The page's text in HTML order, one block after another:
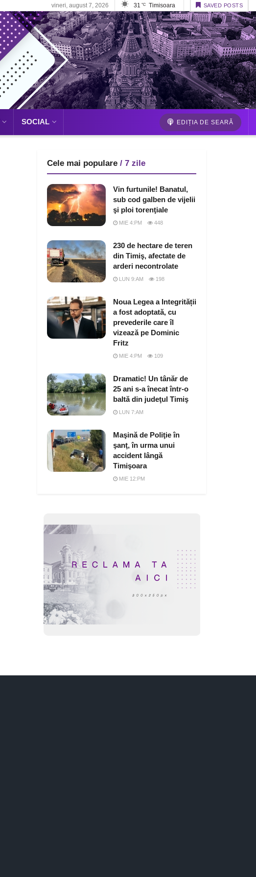
vineri, august 7, 2026 31 °C Timisoara SAVED POSTS
SOCIAL EDIȚIA DE SEARĂ
Cele mai populare / 7 zile
Vin furtunile! Banatul,
sub cod galben de vijelii
şi ploi torenţiale
MIE 4:PM 448
230 de hectare de teren
din Timiş, afectate de
arderi necontrolate
LUN 9:AM 198
Noua Legea a Integrității
a fost adoptată, cu
prevederile care îl
vizează pe Dominic
Fritz
MIE 4:PM 109
Dramatic! Un tânăr de
25 ani s-a înecat într-o
baltă din judeţul Timiş
LUN 7:AM
Maşină de Poliţie în
şanţ, în urma unui
accident lângă
Timişoara
MIE 12:PM